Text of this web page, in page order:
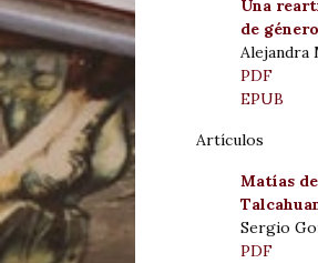
Una
de
Alejandra
PDF
EPUB
Artículos
Matías
Sergio
PDF